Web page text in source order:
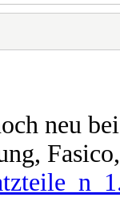
neu